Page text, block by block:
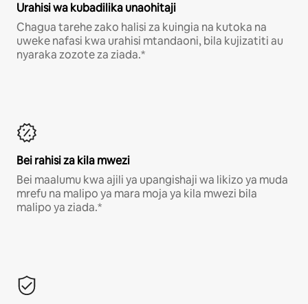
Urahisi wa kubadilika unaohitaji
Chagua tarehe zako halisi za kuingia na kutoka na
uweke nafasi kwa urahisi mtandaoni, bila kujizatiti au
nyaraka zozote za ziada.*
Bei rahisi za kila mwezi
Bei maalumu kwa ajili ya upangishaji wa likizo ya muda
mrefu na malipo ya mara moja ya kila mwezi bila
malipo ya ziada.*